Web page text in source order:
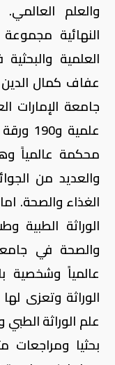
والعلم
النهائية
العلمية
عفاف كمال
محكمة عالمياً
والعديد من
الغذاء والصحة.
الوراثة
والصحة في
عالمياً وشخصية
الوراثة وتعزى